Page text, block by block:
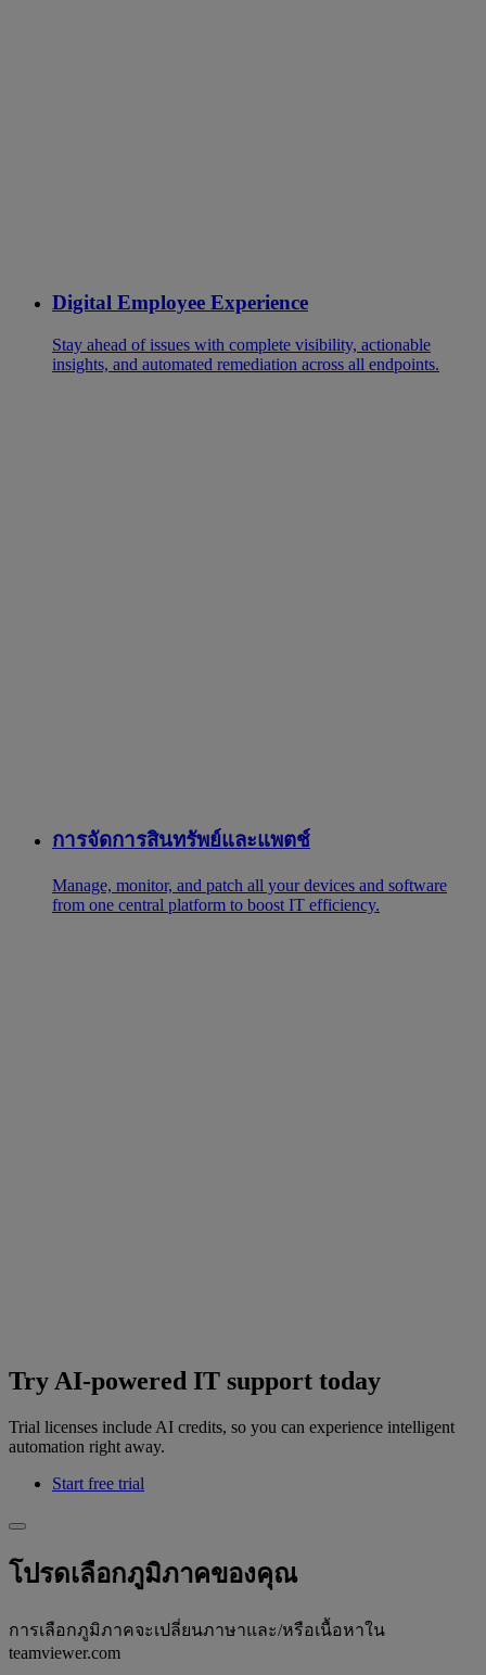
Digital Employee Experience
Stay ahead of issues with complete visibility, actionable
insights, and automated remediation across all endpoints.
การจัดการสินทรัพย์และแพตช์
Manage, monitor, and patch all your devices and software
from one central platform to boost IT efficiency.
Try AI-powered IT support today
Trial licenses include AI credits, so you can experience intelligent
automation right away.
Start free trial
โปรดเลือกภูมิภาคของคุณ
การเลือกภูมิภาคจะเปลี่ยนภาษาและ/หรือเนื้อหาใน
teamviewer.com